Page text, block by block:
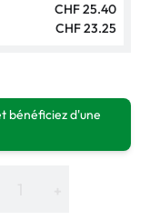
CHF 25.40
CHF 23.25
bénéficiez d'une